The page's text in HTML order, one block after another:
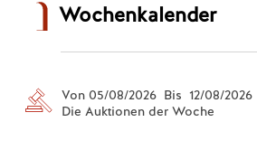
Wochenkalender
Von 05/08/2026 Bis 12/08/2026
Die Auktionen der Woche